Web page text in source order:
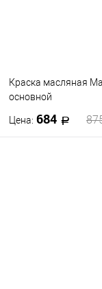
Краска масляная
основной
Цена: 684